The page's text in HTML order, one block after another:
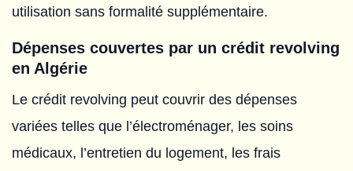
utilisation sans formalité supplémentaire.
Dépenses couvertes par un crédit revolving
en Algérie
Le crédit revolving peut couvrir des dépenses
variées telles que l’électroménager, les soins
médicaux, l’entretien du logement, les frais